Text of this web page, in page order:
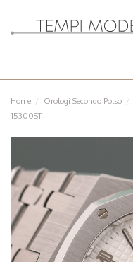
Home Orologi Secondo Polso
15300ST